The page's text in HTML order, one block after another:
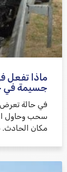
ماذا تفعل
جسيمة في
في حالة تعرض
سحب وحاول
مكان الحادث.